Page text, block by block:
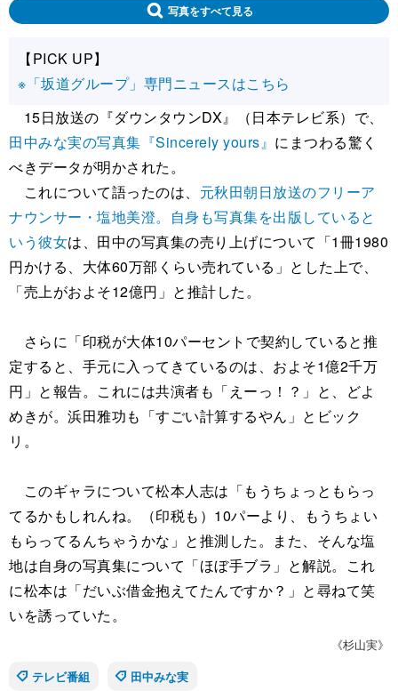
写真をすべて見る
【PICK UP】
※「坂道グループ」専門ニュースはこちら
15日放送の『ダウンタウンDX』（日本テレビ系）で、
田中みな実の写真集『Sincerely yours』 にまつわる驚く
べきデータが明かされた。
これについて語ったのは、 元秋田朝日放送のフリーア
ナウンサー・塩地美澄。自身も写真集を出版していると
いう彼女は、田中の写真集の売り上げについて「1冊1980
円かける、大体60万部くらい売れている」とした上で、
「売上がおよそ12億円」と推計した。
さらに「印税が大体10パーセントで契約していると推
定すると、手元に入ってきているのは、およそ1億2千万
円」と報告。これには共演者も「えーっ！？」と、どよ
めきが。浜田雅功も「すごい計算するやん」とビック
リ。
このギャラについて松本人志は「もうちょっともらっ
てるかもしれんね。（印税も）10パーより、もうちょい
もらってるんちゃうかな」と推測した。また、そんな塩
地は自身の写真集について「ほぼ手ブラ」と解説。これ
に松本は「だいぶ借金抱えてたんですか？」と尋ねて笑
いを誘っていた。
《杉山実》
テレビ番組
田中みな実